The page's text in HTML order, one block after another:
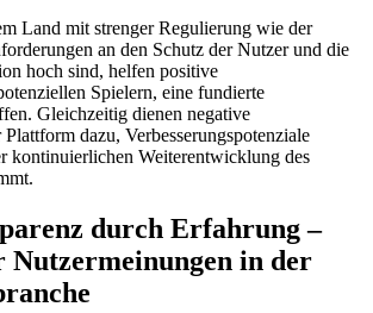
Land mit strenger Regulierung wie der
an den Schutz der Nutzer und die
hoch sind, helfen positive
Spielern, eine fundierte
Gleichzeitig dienen negative
dazu, Verbesserungspotenziale
kontinuierlichen Weiterentwicklung des
durch Erfahrung –
Nutzermeinungen in der